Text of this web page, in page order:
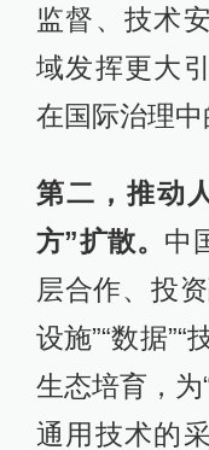
监督、技术
域发挥更大
在国际治理中
第二，推动
方”扩散。 中
层合作、投
设施”“数据”“
生态培育，为
通用技术的